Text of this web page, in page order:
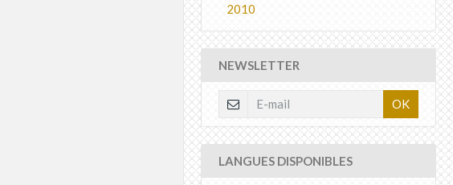
2010
NEWSLETTER
OK
LANGUES DISPONIBLES